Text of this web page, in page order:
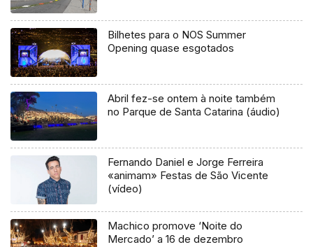
Bilhetes para o NOS Summer
Opening quase esgotados
Abril fez-se ontem à noite também
no Parque de Santa Catarina (áudio)
Fernando Daniel e Jorge Ferreira
«animam» Festas de São Vicente
(vídeo)
Machico promove ‘Noite do
Mercado’ a 16 de dezembro